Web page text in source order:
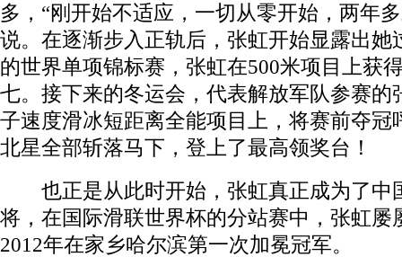
多，“刚开始不适应，一切从零开始，两年
说。在逐渐步入正轨后，张虹开始显露出她
的世界单项锦标赛，张虹在500米项目上获
七。接下来的冬运会，代表解放军队参赛的
子速度滑冰短距离全能项目上，将赛前夺冠
北星全部斩落马下，登上了最高领奖台！
也正是从此时开始，张虹真正成为了中
将，在国际滑联世界杯的分站赛中，张虹屡
2012年在家乡哈尔滨第一次加冕冠军。